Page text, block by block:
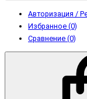
Авторизация /
Избранное (0)
Сравнение (0)